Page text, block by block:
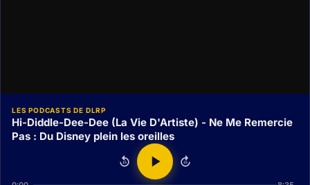
LES PODCASTS DE DLRP
Hi-Diddle-Dee-Dee (La Vie D'Artiste) - Ne Me Remercie
Pas : Du Disney plein les oreilles
15 15